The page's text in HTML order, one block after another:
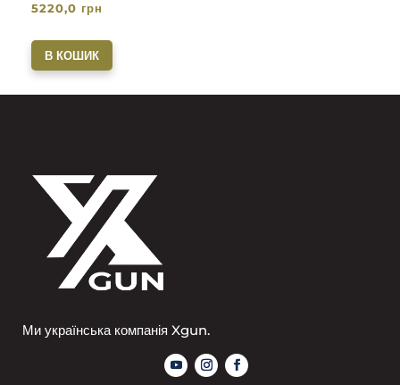
5220,0 грн
В КОШИК
Ми українська компанія Xgun.